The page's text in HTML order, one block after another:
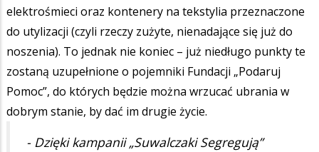
elektrośmieci oraz kontenery na tekstylia przeznaczone
do utylizacji (czyli rzeczy zużyte, nienadające się już do
noszenia). To jednak nie koniec – już niedługo punkty te
zostaną uzupełnione o pojemniki Fundacji „Podaruj
Pomoc”, do których będzie można wrzucać ubrania w
dobrym stanie, by dać im drugie życie.
- Dzięki kampanii „Suwalczaki Segregują”